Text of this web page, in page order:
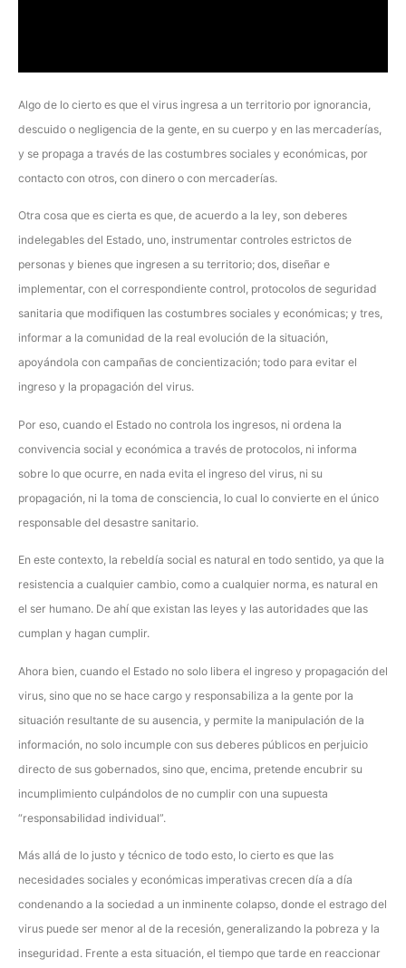
Algo de lo cierto es que el virus ingresa a un territorio por ignorancia,
descuido o negligencia de la gente, en su cuerpo y en las mercaderías,
y se propaga a través de las costumbres sociales y económicas, por
contacto con otros, con dinero o con mercaderías.
Otra cosa que es cierta es que, de acuerdo a la ley, son deberes
indelegables del Estado, uno, instrumentar controles estrictos de
personas y bienes que ingresen a su territorio; dos, diseñar e
implementar, con el correspondiente control, protocolos de seguridad
sanitaria que modifiquen las costumbres sociales y económicas; y tres,
informar a la comunidad de la real evolución de la situación,
apoyándola con campañas de concientización; todo para evitar el
ingreso y la propagación del virus.
Por eso, cuando el Estado no controla los ingresos, ni ordena la
convivencia social y económica a través de protocolos, ni informa
sobre lo que ocurre, en nada evita el ingreso del virus, ni su
propagación, ni la toma de consciencia, lo cual lo convierte en el único
responsable del desastre sanitario.
En este contexto, la rebeldía social es natural en todo sentido, ya que la
resistencia a cualquier cambio, como a cualquier norma, es natural en
el ser humano. De ahí que existan las leyes y las autoridades que las
cumplan y hagan cumplir.
Ahora bien, cuando el Estado no solo libera el ingreso y propagación del
virus, sino que no se hace cargo y responsabiliza a la gente por la
situación resultante de su ausencia, y permite la manipulación de la
información, no solo incumple con sus deberes públicos en perjuicio
directo de sus gobernados, sino que, encima, pretende encubrir su
incumplimiento culpándolos de no cumplir con una supuesta
“responsabilidad individual”.
Más allá de lo justo y técnico de todo esto, lo cierto es que las
necesidades sociales y económicas imperativas crecen día a día
condenando a la sociedad a un inminente colapso, donde el estrago del
virus puede ser menor al de la recesión, generalizando la pobreza y la
inseguridad. Frente a esta situación, el tiempo que tarde en reaccionar